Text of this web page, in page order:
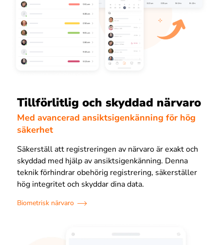
Tillförlitlig och skyddad närvaro
Med avancerad ansiktsigenkänning för hög
säkerhet
Säkerställ att registreringen av närvaro är exakt och
skyddad med hjälp av ansiktsigenkänning. Denna
teknik förhindrar obehörig registrering, säkerställer
hög integritet och skyddar dina data.
Biometrisk närvaro